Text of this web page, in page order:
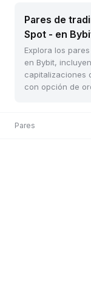
Pares de
Spot - en
Explora los
en Bybit,
capitalizaciones
con opción de
Pares